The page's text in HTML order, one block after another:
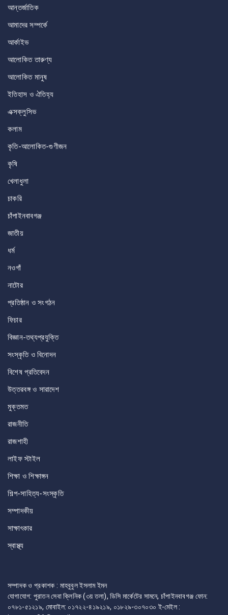
আন্তর্জাতিক
আমাদের সম্পর্কে
আর্কাইভ
আলোকিত তারুণ্য
আলোকিত মানুষ
ইতিহাস ও ঐতিহ্য
এক্সক্লুসিভ
কলাম
কৃতি-আলোকিত-গুণীজন
কৃষি
খেলাধুলা
চাকরি
চাঁপাইনবাবগঞ্জ
জাতীয়
ধর্ম
নওগাঁ
নাটোর
প্রতিষ্ঠান ও সংগঠন
ফিচার
বিজ্ঞান-তথ্যপ্রযুক্তি
সংস্কৃতি ও বিনোদন
বিশেষ প্রতিবেদন
উত্তরবঙ্গ ও সারাদেশ
মুক্তমত
রাজনীতি
রাজশাহী
লাইফ স্টাইল
শিক্ষা ও শিক্ষাঙ্গন
শিল্প-সাহিত্য-সংস্কৃতি
সম্পাদকীয়
সাক্ষাৎকার
স্বাস্থ্য
সম্পাদক ও প্রকাশক : মাহবুবুল ইসলাম ইমন
যোগাযোগ: পুরাতন সেবা ক্লিনিক (৩য় তলা), ডিসি মার্কেটের সামনে, চাঁপাইনবাবগঞ্জ ফোন:
০৭৮১-৫১২১৯, মোবাইল: ০১৭২২-৪১৯২১৯, ০১৮২৯-৩০৭০৩০ ই-মেইল :